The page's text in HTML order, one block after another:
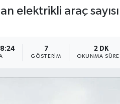
elektrikli araç
7
GÖSTERIM
2 DK
OKUNMA